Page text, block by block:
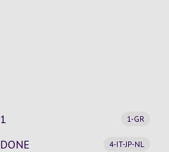
1-GR
1
4-IT-JP-NL
DONE